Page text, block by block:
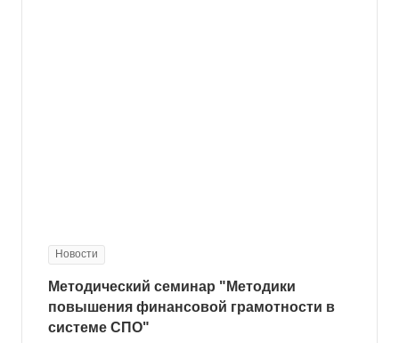
Новости
Методический семинар "Методики
повышения финансовой грамотности в
системе СПО"